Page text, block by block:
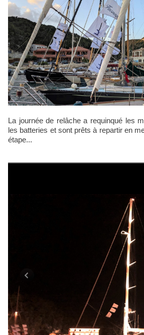
La journée de relâche a requinqué les marins, ils ont rechargé
les batteries et sont prêts à repartir en
étape...